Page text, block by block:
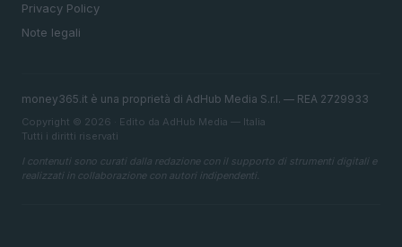
Privacy Policy
Note legali
money365.it è una proprietà di AdHub Media S.r.l. — REA 2729933
Copyright © 2026 · Edito da AdHub Media — Italia
Tutti i diritti riservati
I contenuti sono curati dalla redazione con il supporto di strumenti digitali e
realizzati in collaborazione con autori indipendenti.